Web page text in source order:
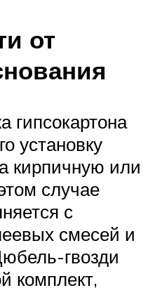
от
гипсокартона
установку
кирпичную или
случае
с
смесей и
гвозди
комплект,